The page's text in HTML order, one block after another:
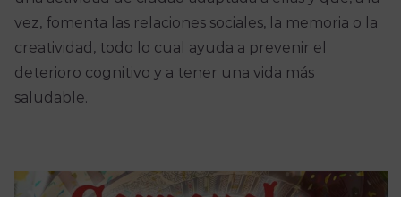
vez, fomenta las relaciones sociales, la memoria o la
creatividad, todo lo cual ayuda a prevenir el
deterioro cognitivo y a tener una vida más
saludable.